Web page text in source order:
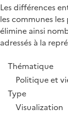
Les différences
les communes
élimine ainsi
adressés à la
Thématique
Politique et
Type
Visualization